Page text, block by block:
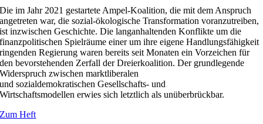
Die im Jahr 2021 gestartete Ampel-Koalition, die mit dem Anspruch
angetreten war, die sozial-ökologische Transformation voranzutreiben,
ist inzwischen Geschichte. Die langanhaltenden Konflikte um die
finanzpolitischen Spielräume einer um ihre eigene Handlungsfähigkeit
ringenden Regierung waren bereits seit Monaten ein Vorzeichen für
den bevorstehenden Zerfall der Dreierkoalition. Der grundlegende
Widerspruch zwischen marktliberalen
und sozialdemokratischen Gesellschafts- und
Wirtschaftsmodellen erwies sich letztlich als unüberbrückbar.
Zum Heft